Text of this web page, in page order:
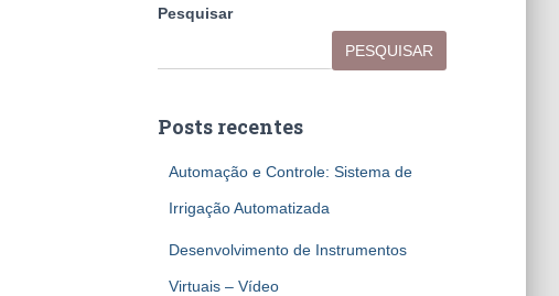
Pesquisar
PESQUISAR
Posts recentes
Automação e Controle: Sistema de
Irrigação Automatizada
Desenvolvimento de Instrumentos
Virtuais – Vídeo